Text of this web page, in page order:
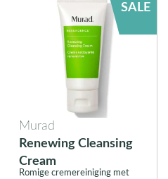
SALE
Murad
Renewing Cleansing
Cream
Romige cremereiniging met